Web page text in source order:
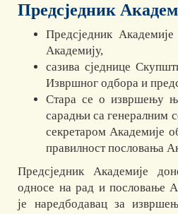
Предсједник
Предсједник
Академију,
сазива сједнице
Извршног одбора и
Стара се о извршењу
сарадњи са генералним
секретаром Академије
правилност пословања
Предсједник Академије
односе на рад и пословање
је наредбодавац за